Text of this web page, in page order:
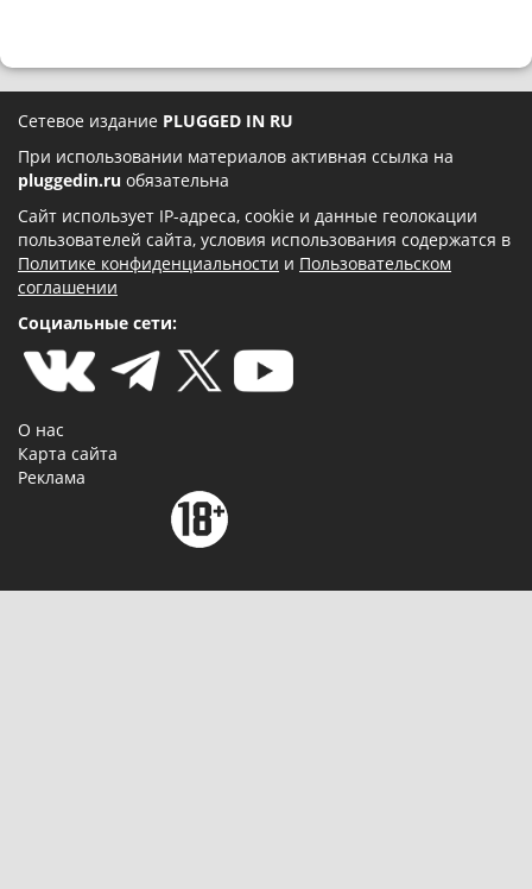
Сетевое издание PLUGGED IN RU
При использовании материалов активная ссылка на
pluggedin.ru обязательна
Сайт использует IP-адреса, cookie и данные геолокации
пользователей сайта, условия использования содержатся в
Политике конфиденциальности и Пользовательском
соглашении
Социальные сети:
О нас
Карта сайта
Реклама